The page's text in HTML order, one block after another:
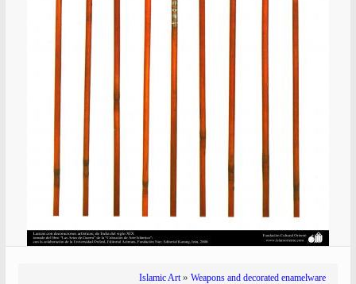
Islamic Art» Weapons and decorated enamelware